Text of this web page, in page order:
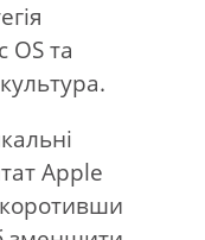
OS та
Apple